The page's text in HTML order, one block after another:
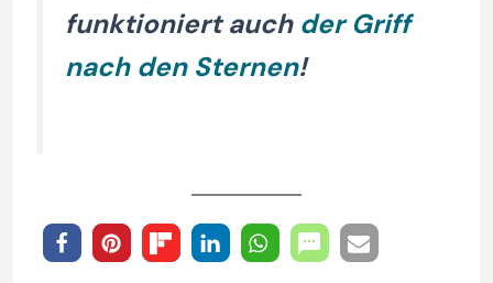
funktioniert auch der Griff
nach den Sternen!